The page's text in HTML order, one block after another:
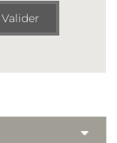
Valider